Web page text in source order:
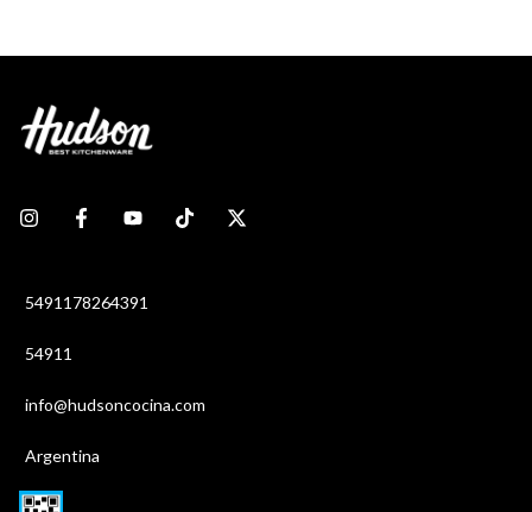
5491178264391
54911
info@hudsoncocina.com
Argentina